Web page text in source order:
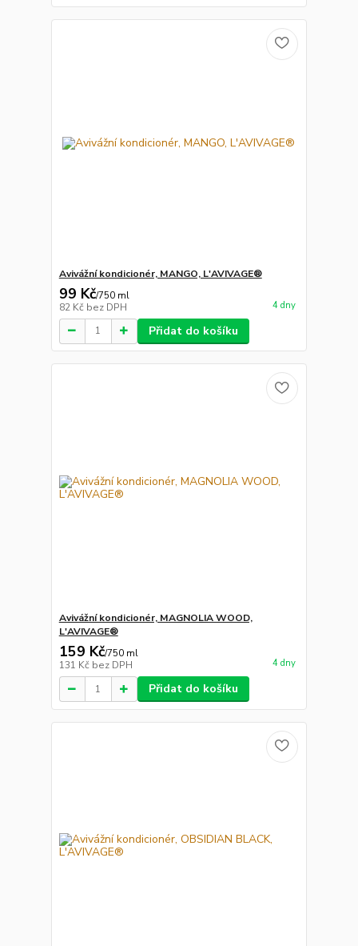
Avivážní kondicionér, MANGO, L'AVIVAGE®
99 Kč/750 ml
82 Kč bez DPH 4 dny
Přidat do košíku
Avivážní kondicionér, MAGNOLIA WOOD,
L'AVIVAGE®
159 Kč/750 ml
131 Kč bez DPH 4 dny
Přidat do košíku